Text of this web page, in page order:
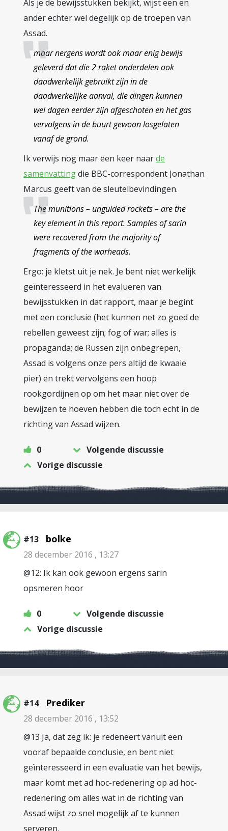
Als je de bewijsstukken bekijkt, wijst een en
ander echter wel degelijk op de troepen van
Assad.
maar nergens wordt ook maar enig bewijs
geleverd dat die 2 raket onderdelen ook
daadwerkelijk gebruikt zijn in de
daadwerkelijke aanval, die dingen kunnen
wel dagen eerder zijn afgeschoten en het gas
vervolgens in de buurt gewoon losgelaten
vanaf de grond.
Ik verwijs nog maar een keer naarde
samenvattingdie BBC-correspondent Jonathan
Marcus geeft van de sleutelbevindingen.
The munitions – unguided rockets – are the
key element in this report. Samples of sarin
were recovered from the majority of
fragments of the warheads.
Ergo: je kletst uit je nek. Je bent niet werkelijk
geïnteresseerd in het evalueren van
bewijsstukken in dat rapport, maar je begint
met een conclusie (het kunnen net zo goed de
rebellen geweest zijn; fog of war; alles is
propaganda; de Russen zijn onbegrepen,
Assad is volgens onze pers altijd de kwaaie
pier) en trekt vervolgens een hoop
rookgordijnen op om het maar niet over de
bewijzen te hoeven hebben die toch echt in de
richting van Assad wijzen.
0
Volgende discussie
Vorige discussie
#13 bolke
28 december 2016 , 13:27
@12: Ik kan ook gewoon ergens sarin
opsmeren hoor
0
Volgende discussie
Vorige discussie
#14 Prediker
28 december 2016 , 13:52
@13 Ja, dat zeg ik: je redeneert vanuit een
vooraf bepaalde conclusie, en bent niet
geïnteresseerd in een evaluatie van het bewijs,
maar komt met ad hoc-redenering op ad hoc-
redenering om alles wat in de richting van
Assad wijst zo snel mogelijk af te kunnen
serveren.